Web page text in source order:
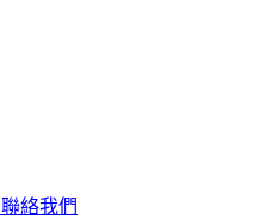
聯絡我們